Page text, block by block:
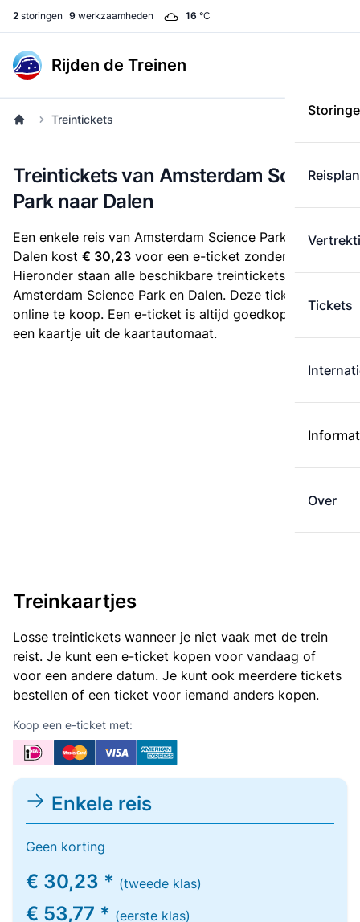
2 storingen 9 werkzaamheden 16 °C
Rijden de Treinen
Tickets
Over
Treintickets
Treintickets van Amsterdam Science
Park naar Dalen
Een enkele reis van Amsterdam Science Park naar
Dalen kost € 30,23 voor een e-ticket zonder korting.
Hieronder staan alle beschikbare treintickets tussen
Amsterdam Science Park en Dalen. Deze tickets zijn
online te koop. Een e-ticket is altijd goedkoper dan
een kaartje uit de kaartautomaat.
Treinkaartjes
Losse treintickets wanneer je niet vaak met de trein
reist. Je kunt een e-ticket kopen voor vandaag of
voor een andere datum. Je kunt ook meerdere tickets
bestellen of een ticket voor iemand anders kopen.
Koop een e-ticket met:
Enkele reis
Geen korting
€ 30,23 * (tweede klas)
€ 53,77 * (eerste klas)